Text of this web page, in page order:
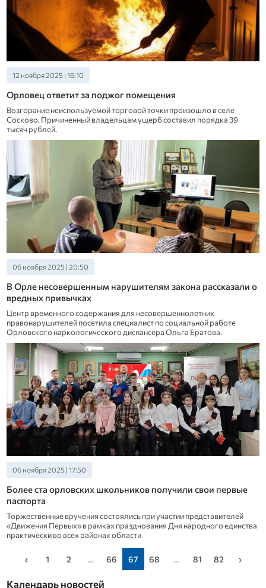
12 ноября 2025 | 16:10
Орловец ответит за поджог помещения
Возгорание неиспользуемой торговой точки произошло в селе
Сосково. Причиненный владельцам ущерб составил порядка 39
тысяч рублей.
06 ноября 2025 | 20:50
В Орле несовершенным нарушителям закона рассказали о
вредных привычках
Центр временного содержания для несовершеннолетних
правонарушителей посетила специалист по социальной работе
Орловского наркологического диспансера Ольга Ератова.
06 ноября 2025 | 17:50
Более ста орловских школьников получили свои первые
паспорта
Торжественные вручения состоялись при участии представителей
«Движения Первых» в рамках празднования Дня народного единства
практически во всех районах области
‹ 1 2 ... 66 67 68 ... 81 82 ›
Календарь новостей